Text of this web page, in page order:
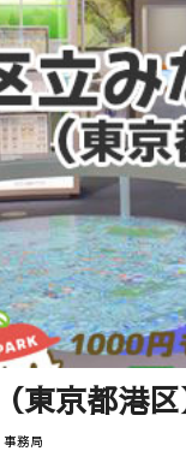
東京都港区
事務局